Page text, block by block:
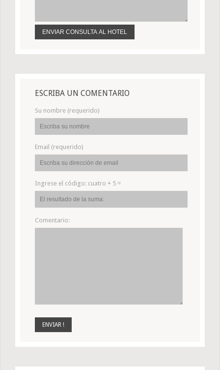
ESCRIBA UN COMENTARIO
Su nombre (requerido)
Email (requerido)
Ingrese el código: cuatro + 5 =
Comentario: